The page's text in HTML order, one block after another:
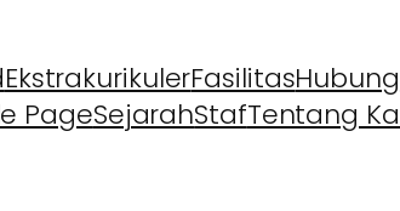
EkstrakurikulerFasilitas
PageSejarahStafTentang